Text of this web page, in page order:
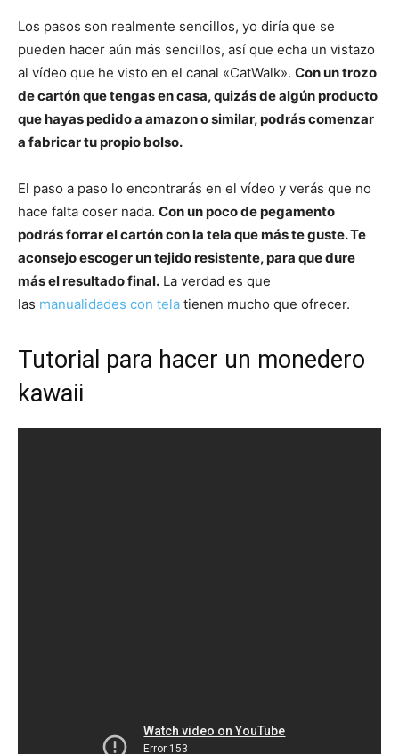
Los pasos son realmente sencillos, yo diría que se
pueden hacer aún más sencillos, así que echa un vistazo
al vídeo que he visto en el canal «CatWalk». Con un trozo
de cartón que tengas en casa, quizás de algún producto
que hayas pedido a amazon o similar, podrás comenzar
a fabricar tu propio bolso.
El paso a paso lo encontrarás en el vídeo y verás que no
hace falta coser nada. Con un poco de pegamento
podrás forrar el cartón con la tela que más te guste. Te
aconsejo escoger un tejido resistente, para que dure
más el resultado final. La verdad es que
las manualidades con tela tienen mucho que ofrecer.
Tutorial para hacer un monedero
kawaii